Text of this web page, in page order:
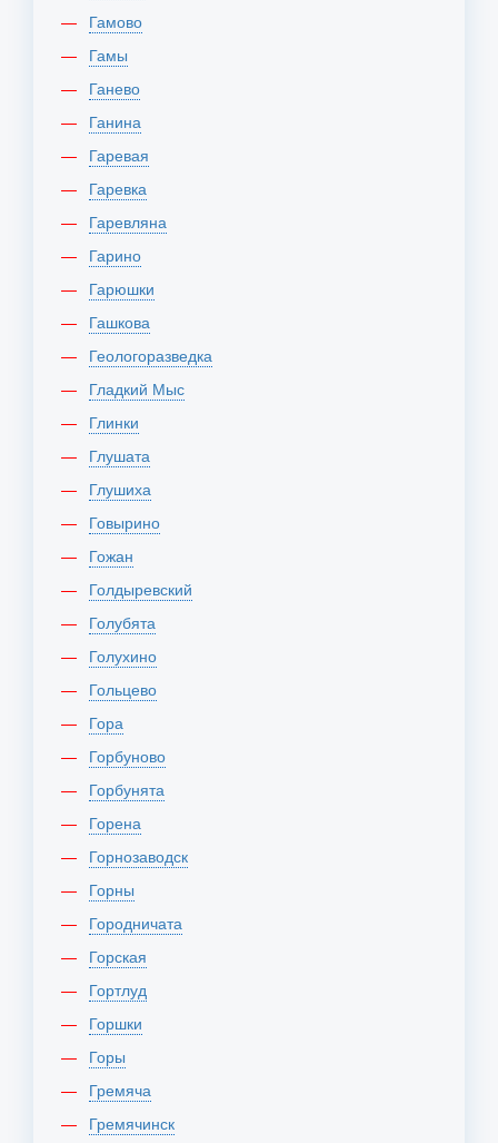
Гамово
Гамы
Ганево
Ганина
Гаревая
Гаревка
Гаревляна
Гарино
Гарюшки
Гашкова
Геологоразведка
Гладкий Мыс
Глинки
Глушата
Глушиха
Говырино
Гожан
Голдыревский
Голубята
Голухино
Гольцево
Гора
Горбуново
Горбунята
Горена
Горнозаводск
Горны
Городничата
Горская
Гортлуд
Горшки
Горы
Гремяча
Гремячинск